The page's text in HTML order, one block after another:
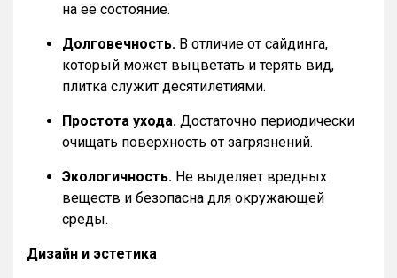
на её состояние.
Долговечность. В отличие от сайдинга,
который может выцветать и терять вид,
плитка служит десятилетиями.
Простота ухода. Достаточно периодически
очищать поверхность от загрязнений.
Экологичность. Не выделяет вредных
веществ и безопасна для окружающей
среды.
Дизайн и эстетика